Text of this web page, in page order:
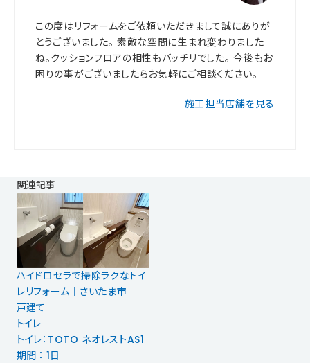
この度はリフォームをご依頼いただきまして誠にありが
とうございました。 素敵な空間に生まれ変わりました
ね。クッションフロアの相性もバッチリでした。 今後もお
困りの事がございましたらお気軽にご相談ください。
施工担当店舗を見る
関連記事
ハイドロセラで掃除ラクなトイ
レリフォーム｜さいたま市
戸建て
トイレ
トイレ：TOTO ネオレストAS1
期間 ： 1日